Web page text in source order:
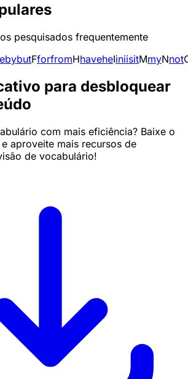
pesquisados frequentemente
bybutFforfromHhaveheIiniisitMmyNnot
para desbloquear
com mais eficiência? Baixe o
aproveite mais recursos de
de vocabulário!